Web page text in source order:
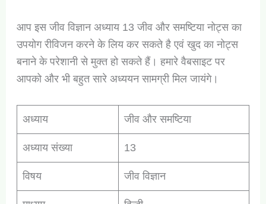
आप इस जीव विज्ञान अध्याय 13 जीव और समष्टिया नोट्स का
उपयोग रीविजन करने के लिय कर सकते है एवं खुद का नोट्स
बनाने के परेशानी से मुक्त हो सकते हैं। हमारे वैबसाइट पर
आपको और भी बहुत सारे अध्ययन सामग्री मिल जायंगे।
अध्याय जीव और समष्टिया
अध्याय संख्या 13
विषय जीव विज्ञान